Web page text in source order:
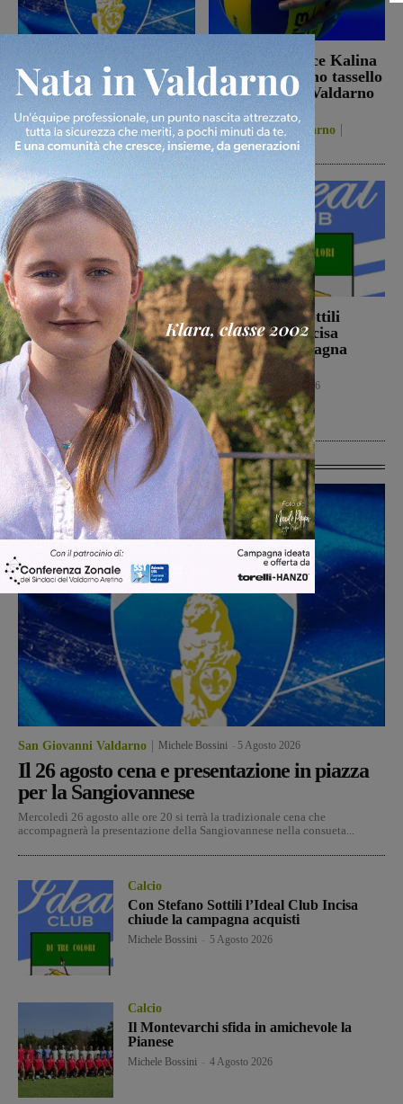
Il 26 agosto cena e
presentazione in piazza
per la Sangiovannese
San Giovanni Valdarno
5 Agosto 2026
La schiacciatrice Kalina
Pylinska l’ultimo tassello
della Passione Valdarno
Volley
Figline Incisa Valdarno
5 Agosto 2026
Ennesimo atto di
violenza contro gli
animali: a Montalto
gatto colpito da pallini.
Enpa: “Atto
ingiustificabile”
Cronaca 5 Agosto 2026
Con Stefano Sottili
l’Ideal Club Incisa
chiude la campagna
acquisti
Calcio 5 Agosto 2026
Ultime Calcio
San Giovanni Valdarno Michele Bossini 5 Agosto 2026
Il 26 agosto cena e presentazione in piazza
per la Sangiovannese
Mercoledì 26 agosto alle ore 20 si terrà la tradizionale cena che
accompagnerà la presentazione della Sangiovannese nella consueta...
Calcio
Con Stefano Sottili l’Ideal Club Incisa
chiude la campagna acquisti
Michele Bossini 5 Agosto 2026
Calcio
Il Montevarchi sfida in amichevole la
Pianese
Michele Bossini 4 Agosto 2026